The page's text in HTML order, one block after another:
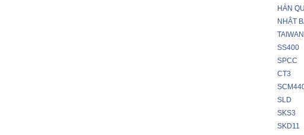
HÀN
NHẬT
TAIWAN
SS400
SPCC
CT3
SLD
SKS3
SKD11